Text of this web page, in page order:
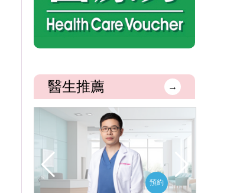
醫生推薦 →
預約